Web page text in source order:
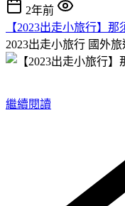
2年前
【2023出走小旅行】
2023出走小旅行 國外旅
繼續閱讀